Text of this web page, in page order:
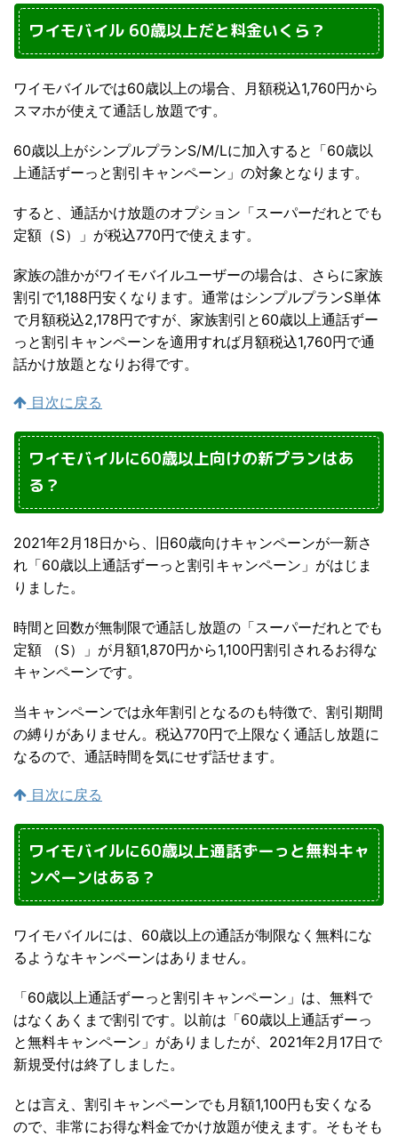
ワイモバイル 60歳以上だと料金いくら？
ワイモバイルでは60歳以上の場合、月額税込1,760円から
スマホが使えて通話し放題です。
60歳以上がシンプルプランS/M/Lに加入すると「60歳以
上通話ずーっと割引キャンペーン」の対象となります。
すると、通話かけ放題のオプション「スーパーだれとでも
定額（S）」が税込770円で使えます。
家族の誰かがワイモバイルユーザーの場合は、さらに家族
割引で1,188円安くなります。通常はシンプルプランS単体
で月額税込2,178円ですが、家族割引と60歳以上通話ずー
っと割引キャンペーンを適用すれば月額税込1,760円で通
話かけ放題となりお得です。
目次に戻る
ワイモバイルに60歳以上向けの新プランはあ
る？
2021年2月18日から、旧60歳向けキャンペーンが一新さ
れ「60歳以上通話ずーっと割引キャンペーン」がはじま
りました。
時間と回数が無制限で通話し放題の「スーパーだれとでも
定額 （S）」が月額1,870円から1,100円割引されるお得な
キャンペーンです。
当キャンペーンでは永年割引となるのも特徴で、割引期間
の縛りがありません。税込770円で上限なく通話し放題に
なるので、通話時間を気にせず話せます。
目次に戻る
ワイモバイルに60歳以上通話ずーっと無料キャ
ンペーンはある？
ワイモバイルには、60歳以上の通話が制限なく無料にな
るようなキャンペーンはありません。
「60歳以上通話ずーっと割引キャンペーン」は、無料で
はなくあくまで割引です。以前は「60歳以上通話ずーっ
と無料キャンペーン」がありましたが、2021年2月17日で
新規受付は終了しました。
とは言え、割引キャンペーンでも月額1,100円も安くなる
ので、非常にお得な料金でかけ放題が使えます。そもそも